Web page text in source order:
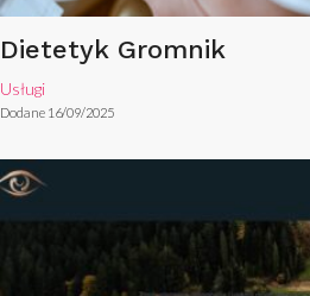
Dietetyk Gromnik
Usługi
Dodane 16/09/2025